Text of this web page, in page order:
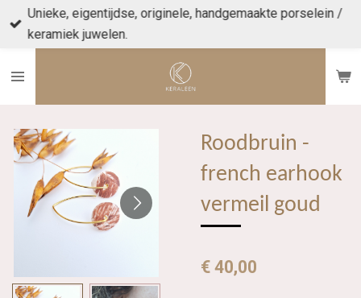
Ga
direct
de
Unieke, eigentijdse, originele, handgemaakte porselein /
keramiek juwelen.
Roodbruin -
french earhook
vermeil goud
€ 40,00